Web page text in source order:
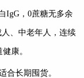
IgG，0蔗糖无多余
、中老年人，连续
康。
合长期囤货。